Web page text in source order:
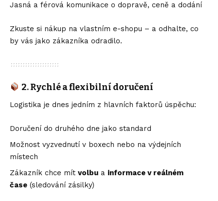
Jasná a férová komunikace o dopravě, ceně a dodání
Zkuste si nákup na vlastním e-shopu – a odhalte, co
by vás jako zákazníka odradilo.
2. Rychlé a flexibilní doručení
Logistika je dnes jedním z hlavních faktorů úspěchu:
Doručení do druhého dne jako standard
Možnost vyzvednutí v boxech nebo na výdejních
místech
Zákazník chce mít volbu a informace v reálném
čase (sledování zásilky)